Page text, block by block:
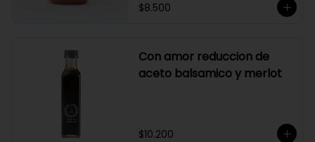
$8.500
Con amor reduccion de
aceto balsamico y merlot
$10.200